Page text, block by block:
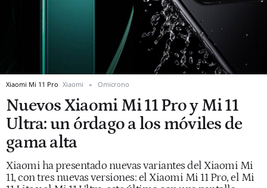
Xiaomi Mi 11 Pro Xiaomi Omicrono
Nuevos Xiaomi Mi 11 Pro y Mi 11
Ultra: un órdago a los móviles de
gama alta
Xiaomi ha presentado nuevas variantes del Xiaomi Mi
11, con tres nuevas versiones: el Xiaomi Mi 11 Pro, el Mi